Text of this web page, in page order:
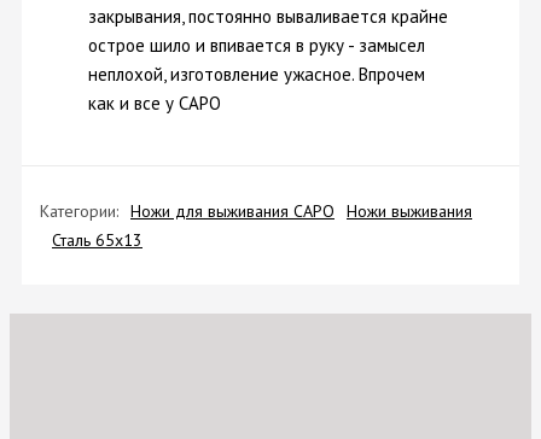
закрывания, постоянно вываливается крайне
острое шило и впивается в руку - замысел
неплохой, изготовление ужасное. Впрочем
как и все у САРО
Категории: Ножи для выживания САРО
Ножи выживания
Сталь 65х13